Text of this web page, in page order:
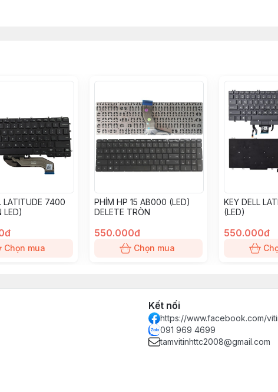
LATITUDE 7400
LED)
Chọn mua
PHÍM HP 15 AB000 (LED)
DELETE TRÒN
550.000đ
Chọn mua
KEY DELL
(LED)
550.000đ
Kết nối
https://www.facebook.com/
091 969 4699
tamvitinhttc2008@gmail.com